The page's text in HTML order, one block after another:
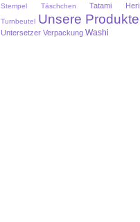
Stempel
Täschchen Tatami Heri
Turnbeutel Unsere Produkte
Untersetzer Verpackung Washi